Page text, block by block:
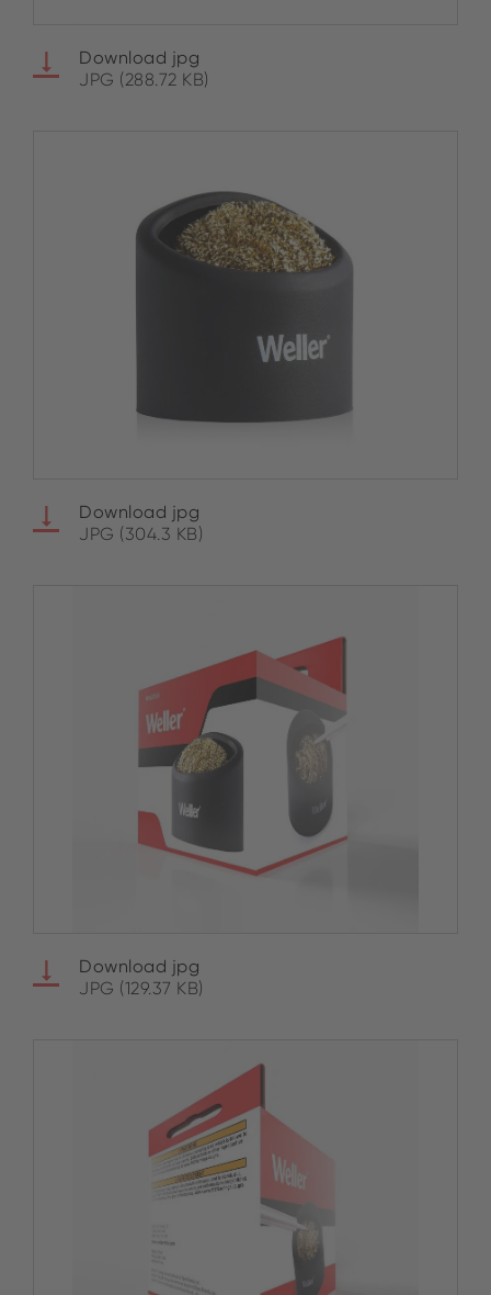
Download jpg
JPG (288.72 KB)
Download jpg
JPG (304.3 KB)
Download jpg
JPG (129.37 KB)